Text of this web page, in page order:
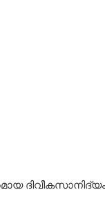
ദിവീകസാനിദ്യം